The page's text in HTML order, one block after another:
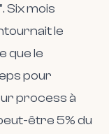
Six mois
le
que le
pour
process à
être 5% du